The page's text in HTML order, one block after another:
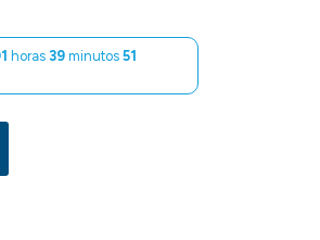
horas 39 minutos 50